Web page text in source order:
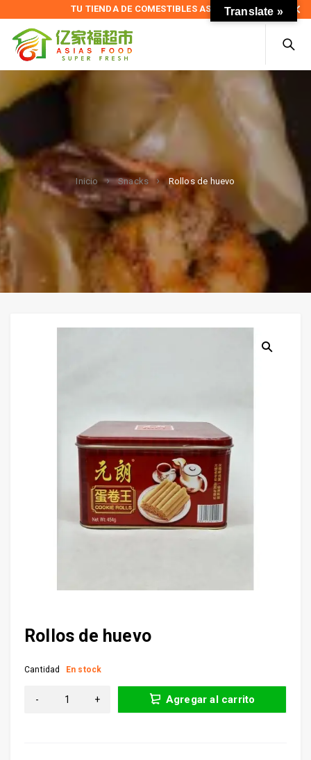
TU TIENDA DE COMESTIBLES ASIÁTICOS
Inicio Snacks Rollos de huevo
Rollos de huevo
Cantidad En stock
Agregar al carrito
Translate »